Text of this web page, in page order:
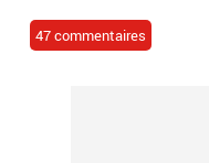
47 commentaires